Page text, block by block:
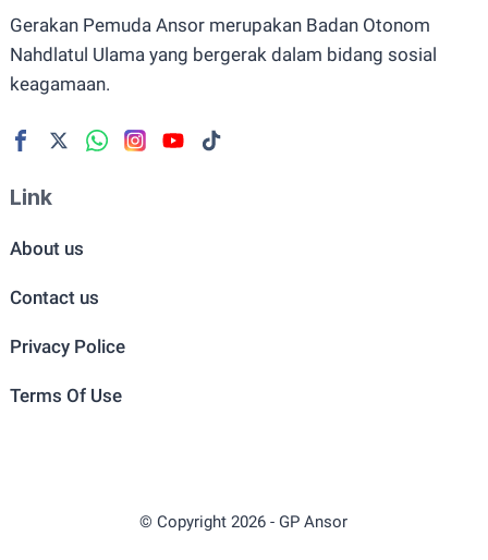
Gerakan Pemuda Ansor merupakan Badan Otonom
Nahdlatul Ulama yang bergerak dalam bidang sosial
keagamaan.
Link
About us
Contact us
Privacy Police
Terms Of Use
© Copyright2026 - GP Ansor